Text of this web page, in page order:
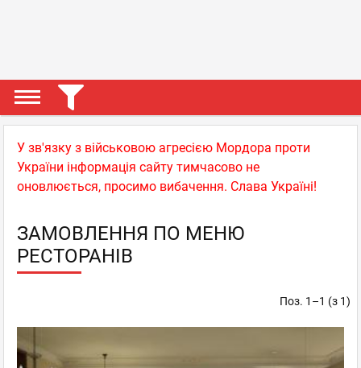
У зв'язку з військовою агресією Мордора проти
України інформація сайту тимчасово не
оновлюється, просимо вибачення. Слава Україні!
ЗАМОВЛЕННЯ ПО МЕНЮ
РЕСТОРАНІВ
Поз. 1–1 (з 1)